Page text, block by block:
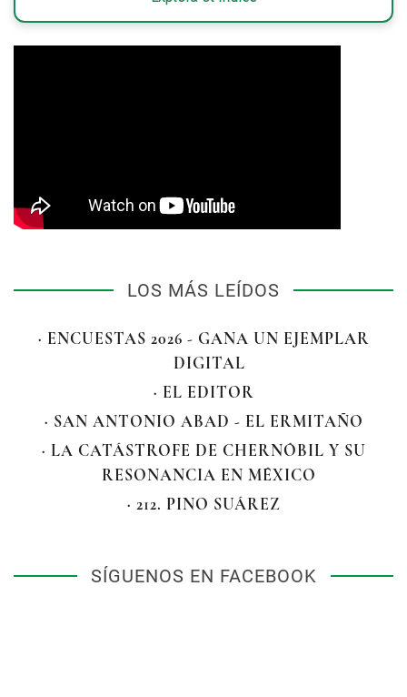
LOS MÁS LEÍDOS
· ENCUESTAS 2026 - GANA UN EJEMPLAR
DIGITAL
· EL EDITOR
· SAN ANTONIO ABAD - EL ERMITAÑO
· LA CATÁSTROFE DE CHERNÓBIL Y SU
RESONANCIA EN MÉXICO
· 212. PINO SUÁREZ
SÍGUENOS EN FACEBOOK